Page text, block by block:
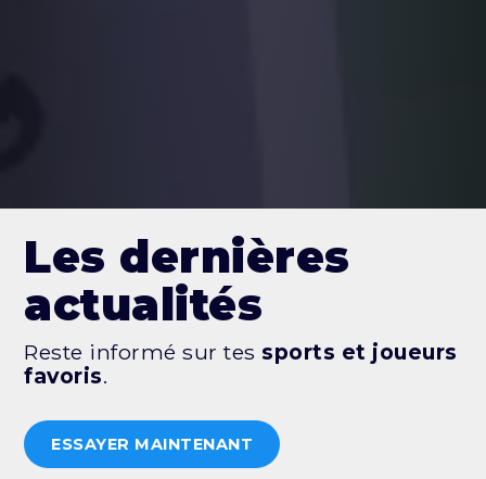
Les dernières
actualités
Reste informé sur tes sports et joueurs
favoris.
ESSAYER MAINTENANT